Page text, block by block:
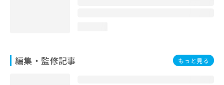
編集・監修記事 もっと見る